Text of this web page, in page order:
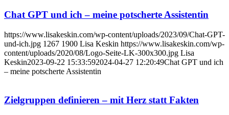
Chat GPT und ich – meine potscherte Assistentin
https://www.lisakeskin.com/wp-content/uploads/2023/09/Chat-GPT-
und-ich.jpg 1267 1900 Lisa Keskin https://www.lisakeskin.com/wp-
content/uploads/2020/08/Logo-Seite-LK-300x300.jpg Lisa
Keskin2023-09-22 15:33:592024-04-27 12:20:49Chat GPT und ich
– meine potscherte Assistentin
Zielgruppen definieren – mit Herz statt Fakten